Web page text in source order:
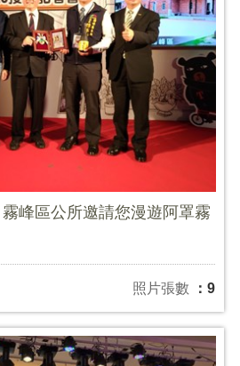
峰區公所邀請您漫遊阿罩霧
照片張數 ：9